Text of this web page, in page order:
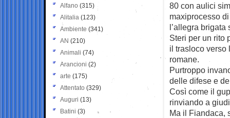
80 con aulici
maxiprocesso
l’allegra brigata
Steri per un rito
il trasloco verso
romane.
Purtroppo
delle difese e
Così come il
rinviando a
Ma il Fiandaca,
Alfano (315)
Alitalia (123)
Ambiente (341)
AN (210)
Animali (74)
Arancioni (2)
arte (175)
Attentato (329)
Auguri (13)
Batini (3)